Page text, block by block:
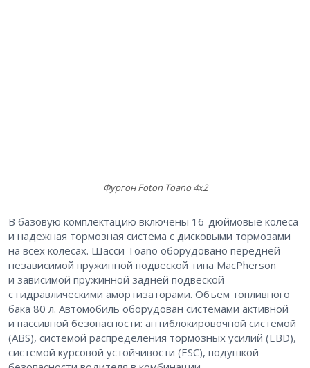
Фургон Foton Toano 4х2
В базовую комплектацию включены 16-дюймовые колеса
и надежная тормозная система с дисковыми тормозами
на всех колесах. Шасси Toano оборудовано передней
независимой пружинной подвеской типа MacPherson
и зависимой пружинной задней подвеской
с гидравлическими амортизаторами. Объем топливного
бака 80 л. Автомобиль оборудован системами активной
и пассивной безопасности: антиблокировочной системой
(ABS), системой распределения тормозных усилий (EBD),
системой курсовой устойчивости (ESC), подушкой